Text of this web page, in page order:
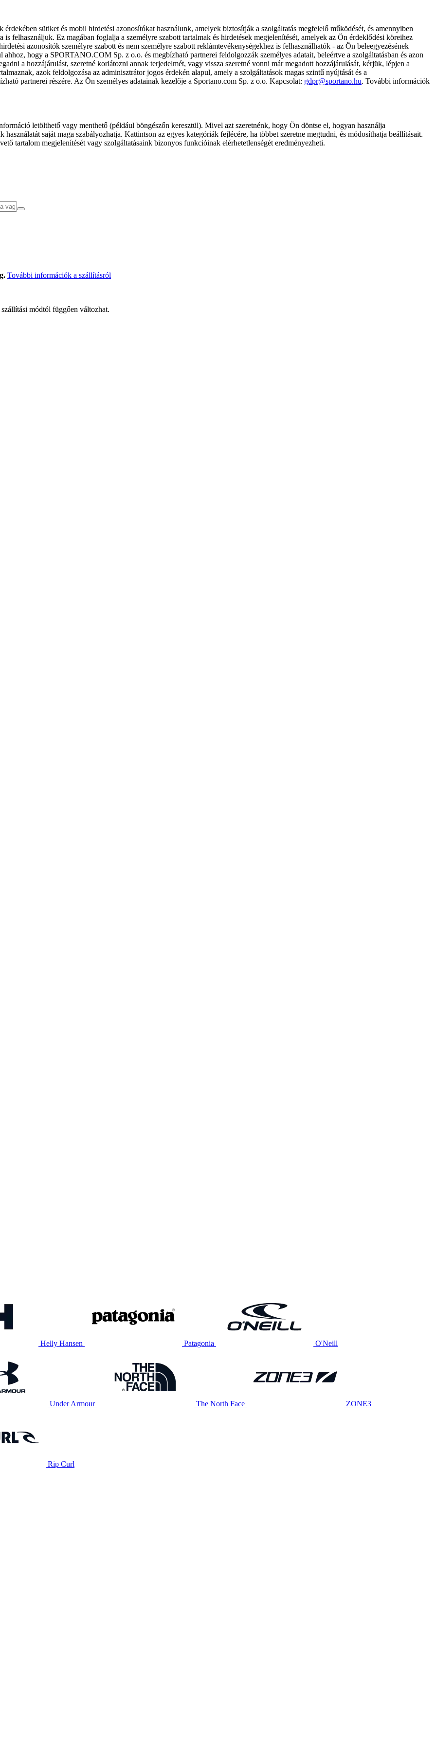
sütiket és mobil hirdetési azonosítókat használunk, amelyek biztosítják a szolgáltatás megfelelő működését, és amennyiben
is felhasználjuk. Ez magában foglalja a személyre szabott tartalmak és hirdetések megjelenítését, amelyek az Ön érdeklődési köreihez
azonosítók személyre szabott és nem személyre szabott reklámtevékenységekhez is felhasználhatók - az Ön beleegyezésének
hogy a SPORTANO.COM Sp. z o.o. és megbízható partnerei feldolgozzák személyes adatait, beleértve a szolgáltatásban és azon
a hozzájárulást, szeretné korlátozni annak terjedelmét, vagy vissza szeretné vonni már megadott hozzájárulását, kérjük, lépjen a
azok feldolgozása az adminisztrátor jogos érdekén alapul, amely a szolgáltatások magas szintű nyújtását és a
partnerei részére. Az Ön személyes adatainak kezelője a Sportano.com Sp. z o.o. Kapcsolat: gdpr@sportano.hu. További információk
letölthető vagy menthető (például böngészőn keresztül). Mivel azt szeretnénk, hogy Ön döntse el, hogyan használja
saját maga szabályozhatja. Kattintson az egyes kategóriák fejlécére, ha többet szeretne megtudni, és módosíthatja beállításait.
tartalom megjelenítését vagy szolgáltatásaink bizonyos funkcióinak elérhetetlenségét eredményezheti.
További információk a szállításról
módtól függően változhat.
Helly Hansen Patagonia O'Neill
Under Armour The North Face ZONE3
Rip Curl